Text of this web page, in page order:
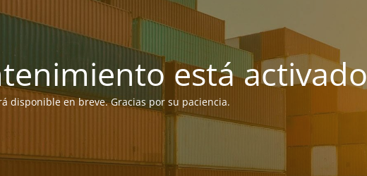
está activado
disponible en breve. Gracias por su paciencia.